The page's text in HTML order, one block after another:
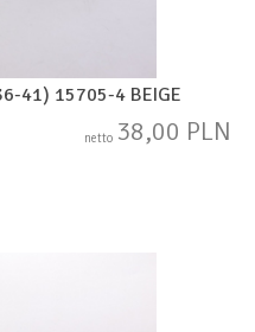
41) 15705-4 BEIGE
netto 38,00 PLN